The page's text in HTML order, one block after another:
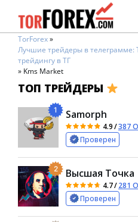
TorForex»
Лучшие трейдеры в телеграмме:
трейдингу в ТГ
» Kms Market
ТОП ТРЕЙДЕРЫ
1 Samorph
4.9/387
Проверен
2 Высшая Точка
4.7/281
Проверен